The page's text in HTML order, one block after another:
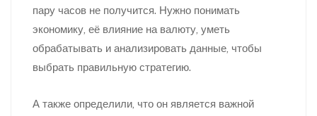
пару часов не получится. Нужно понимать
экономику, её влияние на валюту, уметь
обрабатывать и анализировать данные, чтобы
выбрать правильную стратегию.
А также определили, что он является важной